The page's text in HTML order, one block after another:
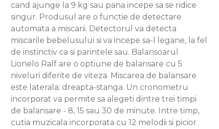
cand ajunge la 9 kg sau pana incepe sa se ridice
singur. Produsul are o functie de detectare
automata a miscarii. Detectorul va detecta
miscarile bebelusului si va incepe sa-l legane, la fel
de instinctiv ca si parintele sau. Balansoarul
Lionelo Ralf are o optiune de balansare cu 5
niveluri diferite de viteza. Miscarea de balansare
este laterala: dreapta-stanga. Un cronometru
incorporat va permite sa alegeti dintre trei timpi
de balansare - 8, 15 sau 30 de minute. Intre timp,
cutia muzicala incorporata cu 12 melodii si picior